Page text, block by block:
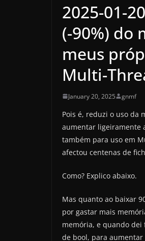
2025-01-
(-90%) do
meus
Multi-
January 20, 2025 gnmf
Pois é, reduzi o uso da
aumentar ligeiramente
também para uso em
afectou centenas de
Como? Explico abaixo.
Mas quanto ao baixar
por gastar mais
memória, e quando dei
de bool, para